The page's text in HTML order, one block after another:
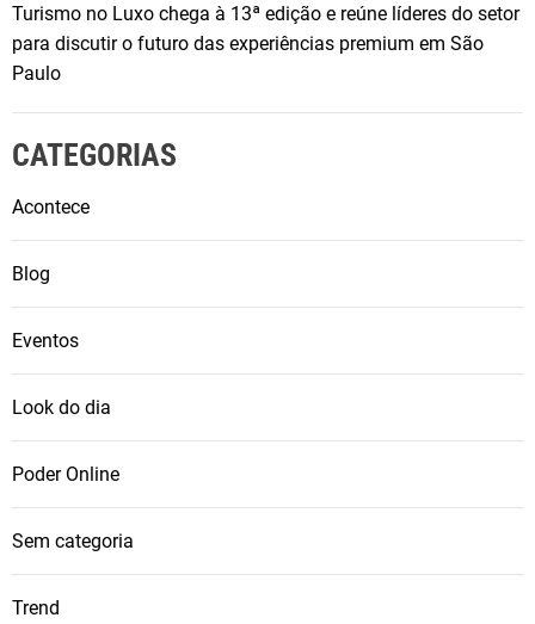
Turismo no Luxo chega à 13ª edição e reúne líderes do setor
para discutir o futuro das experiências premium em São
Paulo
CATEGORIAS
Acontece
Blog
Eventos
Look do dia
Poder Online
Sem categoria
Trend